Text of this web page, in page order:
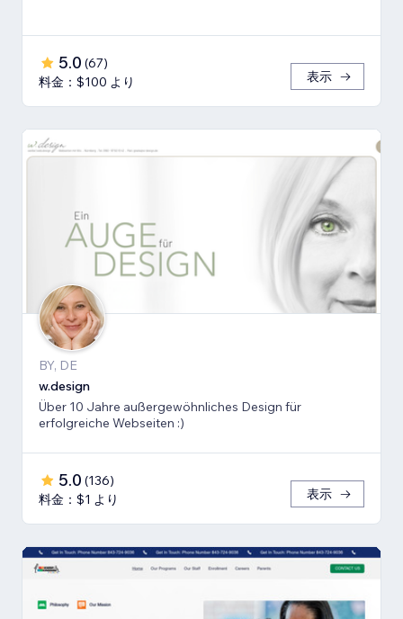
5.0 (67)
料金：$100 より
表示
BY, DE
w.design
Über 10 Jahre außergewöhnliches Design für
erfolgreiche Webseiten :)
5.0 (136)
料金：$1 より
表示